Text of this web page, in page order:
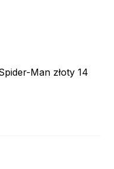
Man złoty 14